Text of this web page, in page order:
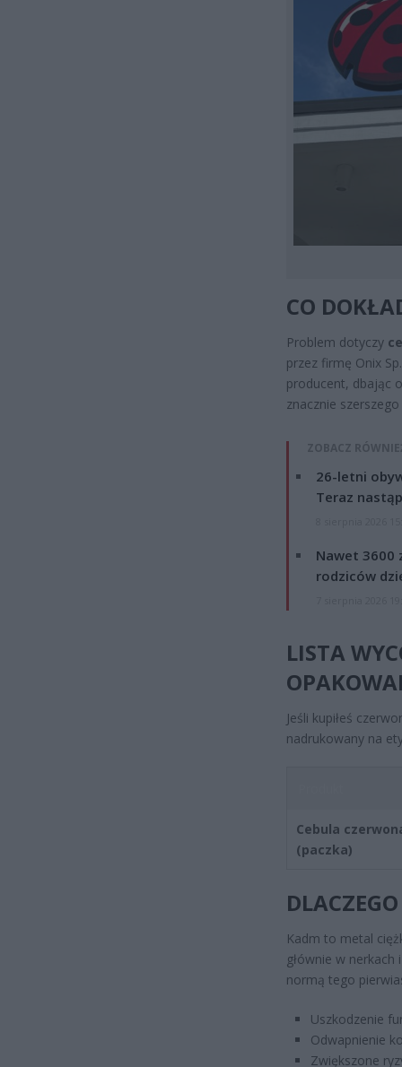
CO
Problem dotyczy
przez firmę Onix
producent, dbając
znacznie
ZOBACZ
26-letni
Teraz
Nawet 3600
rodziców
LISTA
Jeśli kupiłeś
nadrukowany na
Cebula
(paczka)
Kadm to metal
głównie w
normą tego
Uszkodzenie
Odwapnienie
Zwiększone